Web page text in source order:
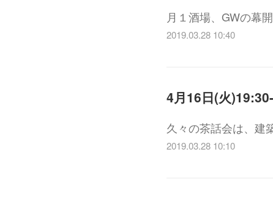
月１酒場、GWの幕
2019.03.28 10:40
久々の茶話会は、建
2019.03.28 10:10